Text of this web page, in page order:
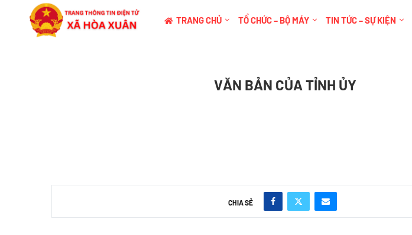
TRANG CHỦ TỔ CHỨC – BỘ MÁY TIN TỨC – SỰ KIỆN
VĂN BẢN CỦA TỈNH ỦY
CHIA SẺ